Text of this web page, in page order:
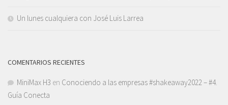
Un lunes cualquiera con José Luis Larrea
COMENTARIOS RECIENTES
MiniMax H3 en Conociendo a las empresas #shakeaway2022 – #4.
Guía Conecta